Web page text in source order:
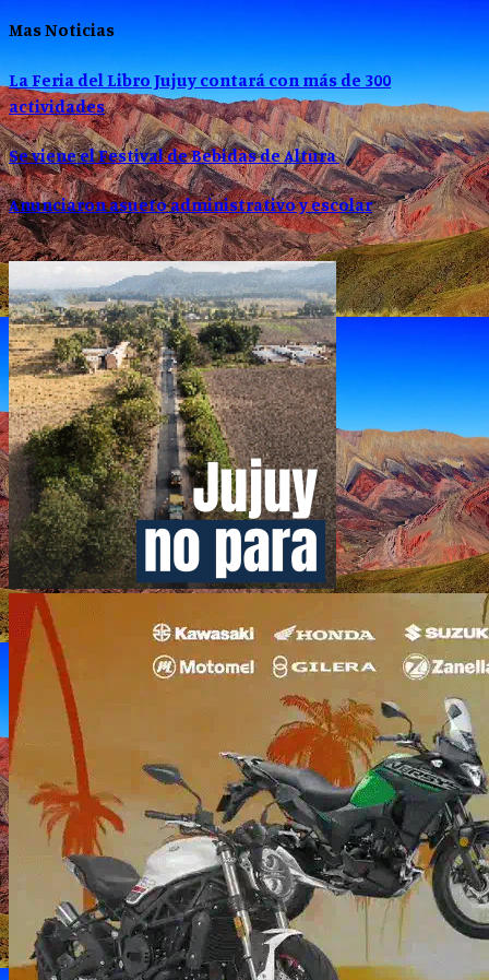
Mas Noticias
La Feria del Libro Jujuy contará con más de 300
actividades
Se viene el Festival de Bebidas de Altura
Anunciaron asueto administrativo y escolar